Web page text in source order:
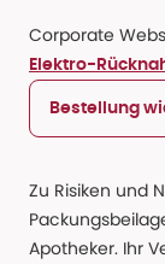
Corporate
Elektro-
Bestellung
Zu Risiken und
Apotheker. Ihr